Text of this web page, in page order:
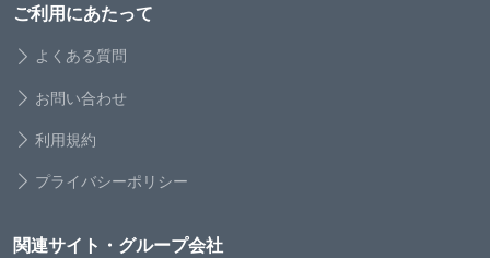
ご利用にあたって
よくある質問
お問い合わせ
利用規約
プライバシーポリシー
関連サイト・グループ会社